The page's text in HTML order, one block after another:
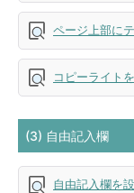
ページ上部に
コピーライト
(3) 自由記入欄
自由記入欄を